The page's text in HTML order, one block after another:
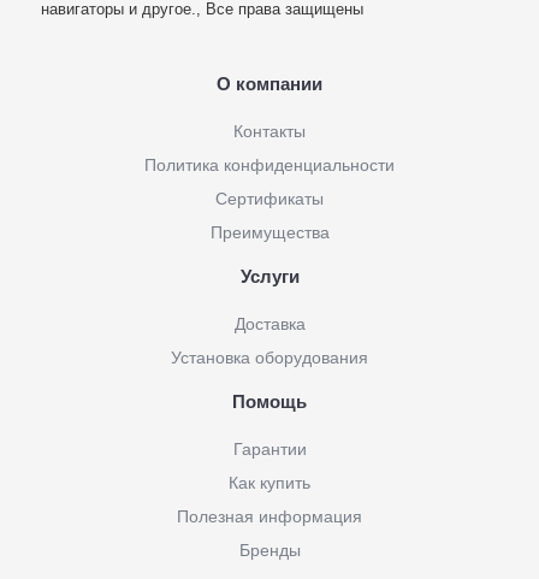
навигаторы и другое., Все права защищены
О компании
Контакты
Политика конфиденциальности
Сертификаты
Преимущества
Услуги
Доставка
Установка оборудования
Помощь
Гарантии
Как купить
Полезная информация
Бренды